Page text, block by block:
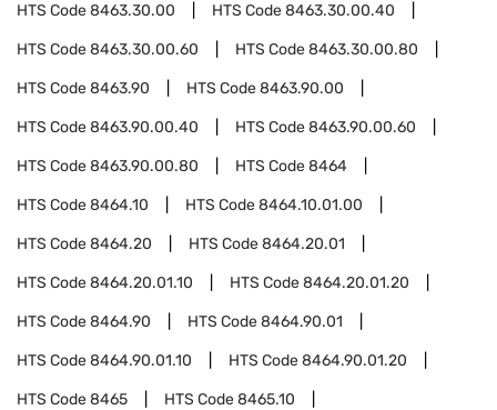
HTS Code8463.30.00 HTS Code8463.30.00.40
HTS Code8463.30.00.60 HTS Code8463.30.00.80
HTS Code8463.90 HTS Code8463.90.00
HTS Code8463.90.00.40 HTS Code8463.90.00.60
HTS Code8463.90.00.80 HTS Code8464
HTS Code8464.10 HTS Code8464.10.01.00
HTS Code8464.20 HTS Code8464.20.01
HTS Code8464.20.01.10 HTS Code8464.20.01.20
HTS Code8464.90 HTS Code8464.90.01
HTS Code8464.90.01.10 HTS Code8464.90.01.20
HTS Code8465 HTS Code8465.10